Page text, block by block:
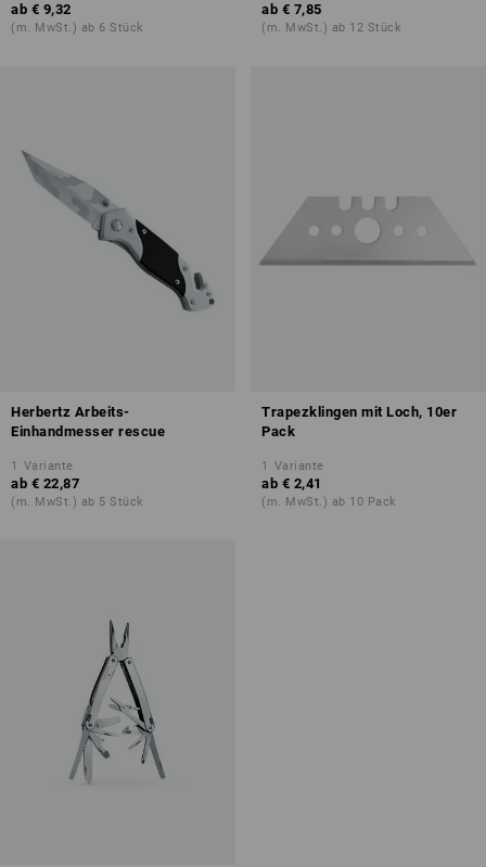
ab € 9,32
(m. MwSt.) ab 6 Stück
ab € 7,85
(m. MwSt.) ab 12 Stück
Herbertz Arbeits-
Einhandmesser rescue
1 Variante
ab € 22,87
(m. MwSt.) ab 5 Stück
Trapezklingen mit Loch, 10er
Pack
1 Variante
ab € 2,41
(m. MwSt.) ab 10 Pack